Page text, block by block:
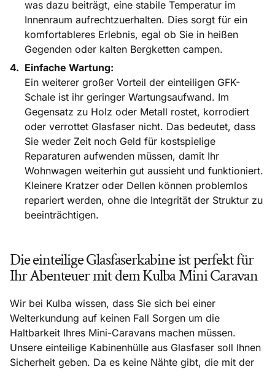
was dazu beiträgt, eine stabile Temperatur im
Innenraum aufrechtzuerhalten. Dies sorgt für ein
komfortableres Erlebnis, egal ob Sie in heißen
Gegenden oder kalten Bergketten campen.
Einfache Wartung:
Ein weiterer großer Vorteil der einteiligen GFK-
Schale ist ihr geringer Wartungsaufwand. Im
Gegensatz zu Holz oder Metall rostet, korrodiert
oder verrottet Glasfaser nicht. Das bedeutet, dass
Sie weder Zeit noch Geld für kostspielige
Reparaturen aufwenden müssen, damit Ihr
Wohnwagen weiterhin gut aussieht und funktioniert.
Kleinere Kratzer oder Dellen können problemlos
repariert werden, ohne die Integrität der Struktur zu
beeinträchtigen.
Die einteilige Glasfaserkabine ist perfekt für
Ihr Abenteuer mit dem Kulba Mini Caravan
Wir bei Kulba wissen, dass Sie sich bei einer
Welterkundung auf keinen Fall Sorgen um die
Haltbarkeit Ihres Mini-Caravans machen müssen.
Unsere einteilige Kabinenhülle aus Glasfaser soll Ihnen
Sicherheit geben. Da es keine Nähte gibt, die mit der